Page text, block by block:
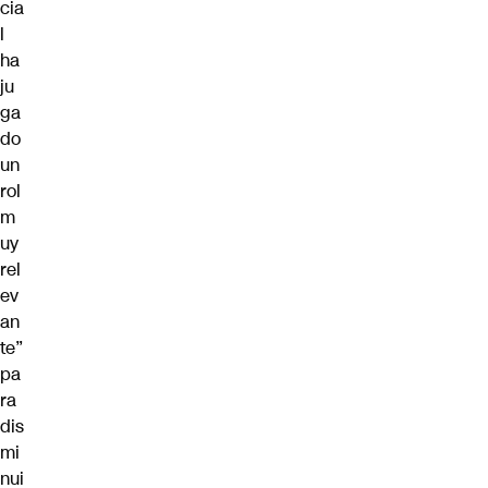
cia
l
ha
ju
ga
do
un
rol
m
uy
rel
ev
an
te”
pa
ra
dis
mi
nui